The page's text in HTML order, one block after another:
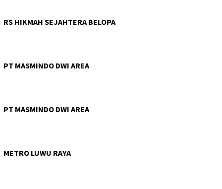
RS HIKMAH SEJAHTERA BELOPA
PT MASMINDO DWI AREA
PT MASMINDO DWI AREA
METRO LUWU RAYA